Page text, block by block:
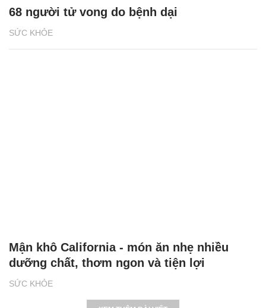
SỨC KHỎE
68 người tử vong do bệnh dại
SỨC KHỎE
Mận khô California - món ăn nhẹ nhiều
dưỡng chất, thơm ngon và tiện lợi